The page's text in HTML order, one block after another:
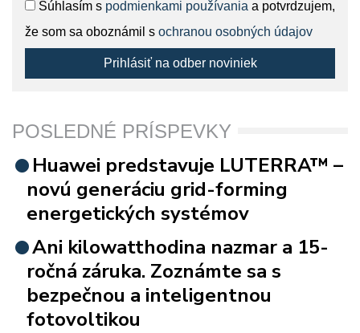
Súhlasím s podmienkami používania a potvrdzujem,
že som sa oboznámil s ochranou osobných údajov
Prihlásiť na odber noviniek
POSLEDNÉ PRÍSPEVKY
Huawei predstavuje LUTERRA™ –
novú generáciu grid-forming
energetických systémov
Ani kilowatthodina nazmar a 15-
ročná záruka. Zoznámte sa s
bezpečnou a inteligentnou
fotovoltikou